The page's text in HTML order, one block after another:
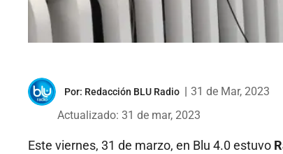
Por: Redacción BLU Radio
31 de Mar, 2023
Actualizado: 31 de mar, 2023
Este viernes, 31 de marzo, en Blu 4.0 estuvo